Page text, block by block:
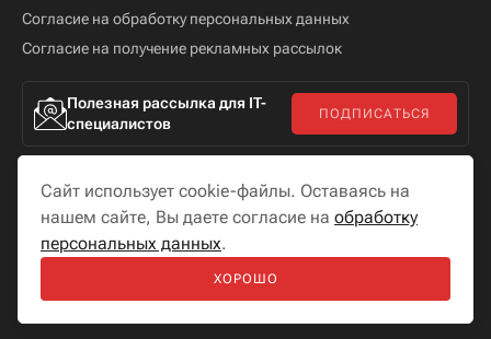
Согласие на обработку персональных данных
Согласие на получение рекламных рассылок
Полезная рассылка для IT-
специалистов
ПОДПИСАТЬСЯ
Мы в соцсетях
Разработка сайта —
«Бутик сайтов»
Сайт использует cookie-файлы. Оставаясь на
нашем сайте, Вы даете согласие на обработку
персональных данных.
ХОРОШО